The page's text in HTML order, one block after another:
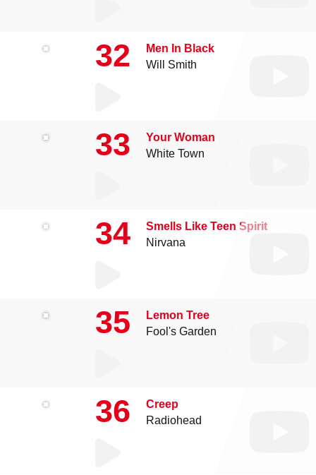
32
Men In Black
Will Smith
33
Your Woman
White Town
34
Smells Like Teen Spirit
Nirvana
35
Lemon Tree
Fool's Garden
36
Creep
Radiohead